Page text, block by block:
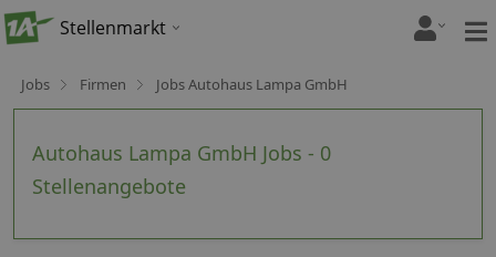
Stellenmarkt
Jobs Firmen Jobs Autohaus Lampa GmbH
Autohaus Lampa GmbH Jobs - 0
Stellenangebote